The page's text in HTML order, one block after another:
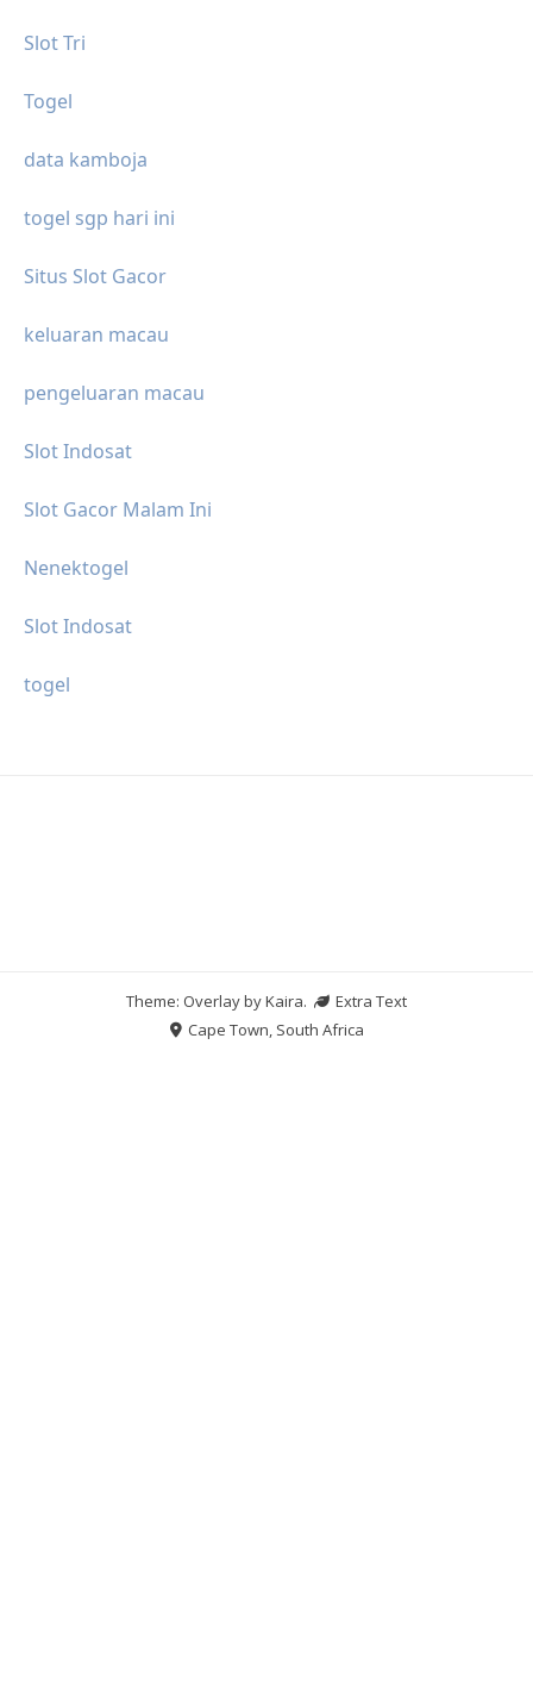
Slot Tri
Togel
data kamboja
togel sgp hari ini
Situs Slot Gacor
keluaran macau
pengeluaran macau
Slot Indosat
Slot Gacor Malam Ini
Nenektogel
Slot Indosat
togel
Theme: Overlay byKaira.
Extra Text
Cape Town, South Africa